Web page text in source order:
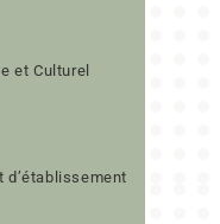
et Culturel